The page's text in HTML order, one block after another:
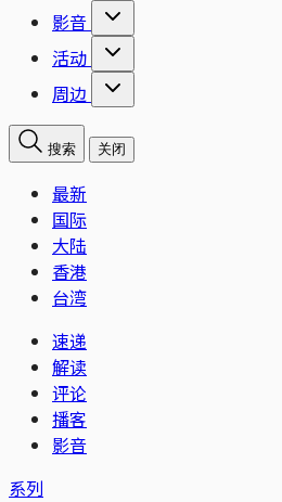
影音
活动
周边
搜索 关闭
最新
国际
大陆
香港
台湾
速递
解读
评论
播客
影音
系列